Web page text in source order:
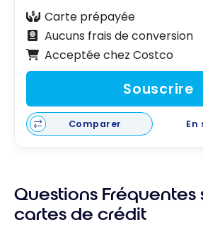
Carte prépayée
Aucuns frais de conversion
Acceptée chez Costco
Souscrire
Comparer En
Questions Fréquentes
cartes de crédit